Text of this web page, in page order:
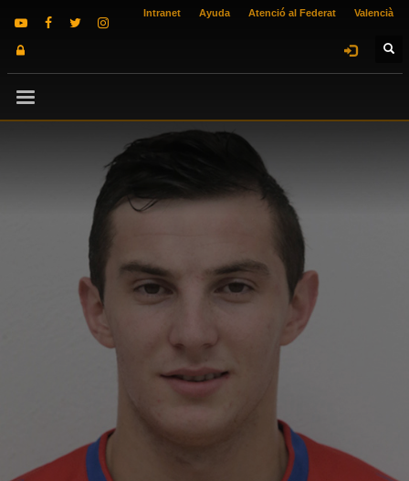
Intranet Ayuda Atenció al Federat Valencià